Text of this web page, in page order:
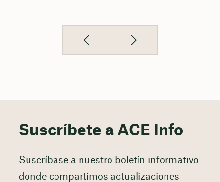
Suscríbete a ACE Info
Suscríbase a nuestro boletín informativo
donde compartimos actualizaciones